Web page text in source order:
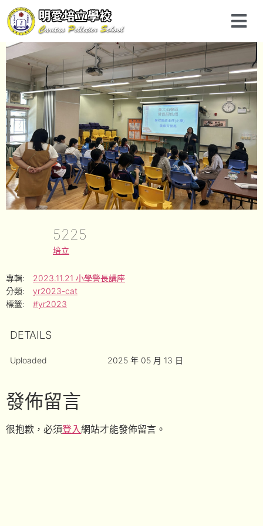
5225
培立
專輯:
2023.11.21 小學警長講座
分類:
yr2023-cat
標籤:
#yr2023
DETAILS
Uploaded 2025 年 05 月 13 日
發佈留言
很抱歉，必須登入網站才能發佈留言。